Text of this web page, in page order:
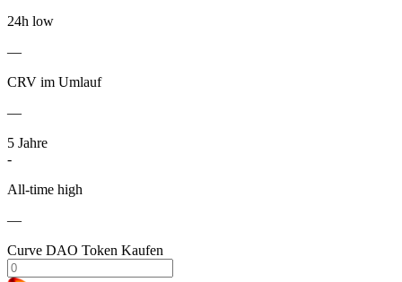
24h low
—
CRV im Umlauf
—
5 Jahre
-
All-time high
—
Curve DAO Token Kaufen